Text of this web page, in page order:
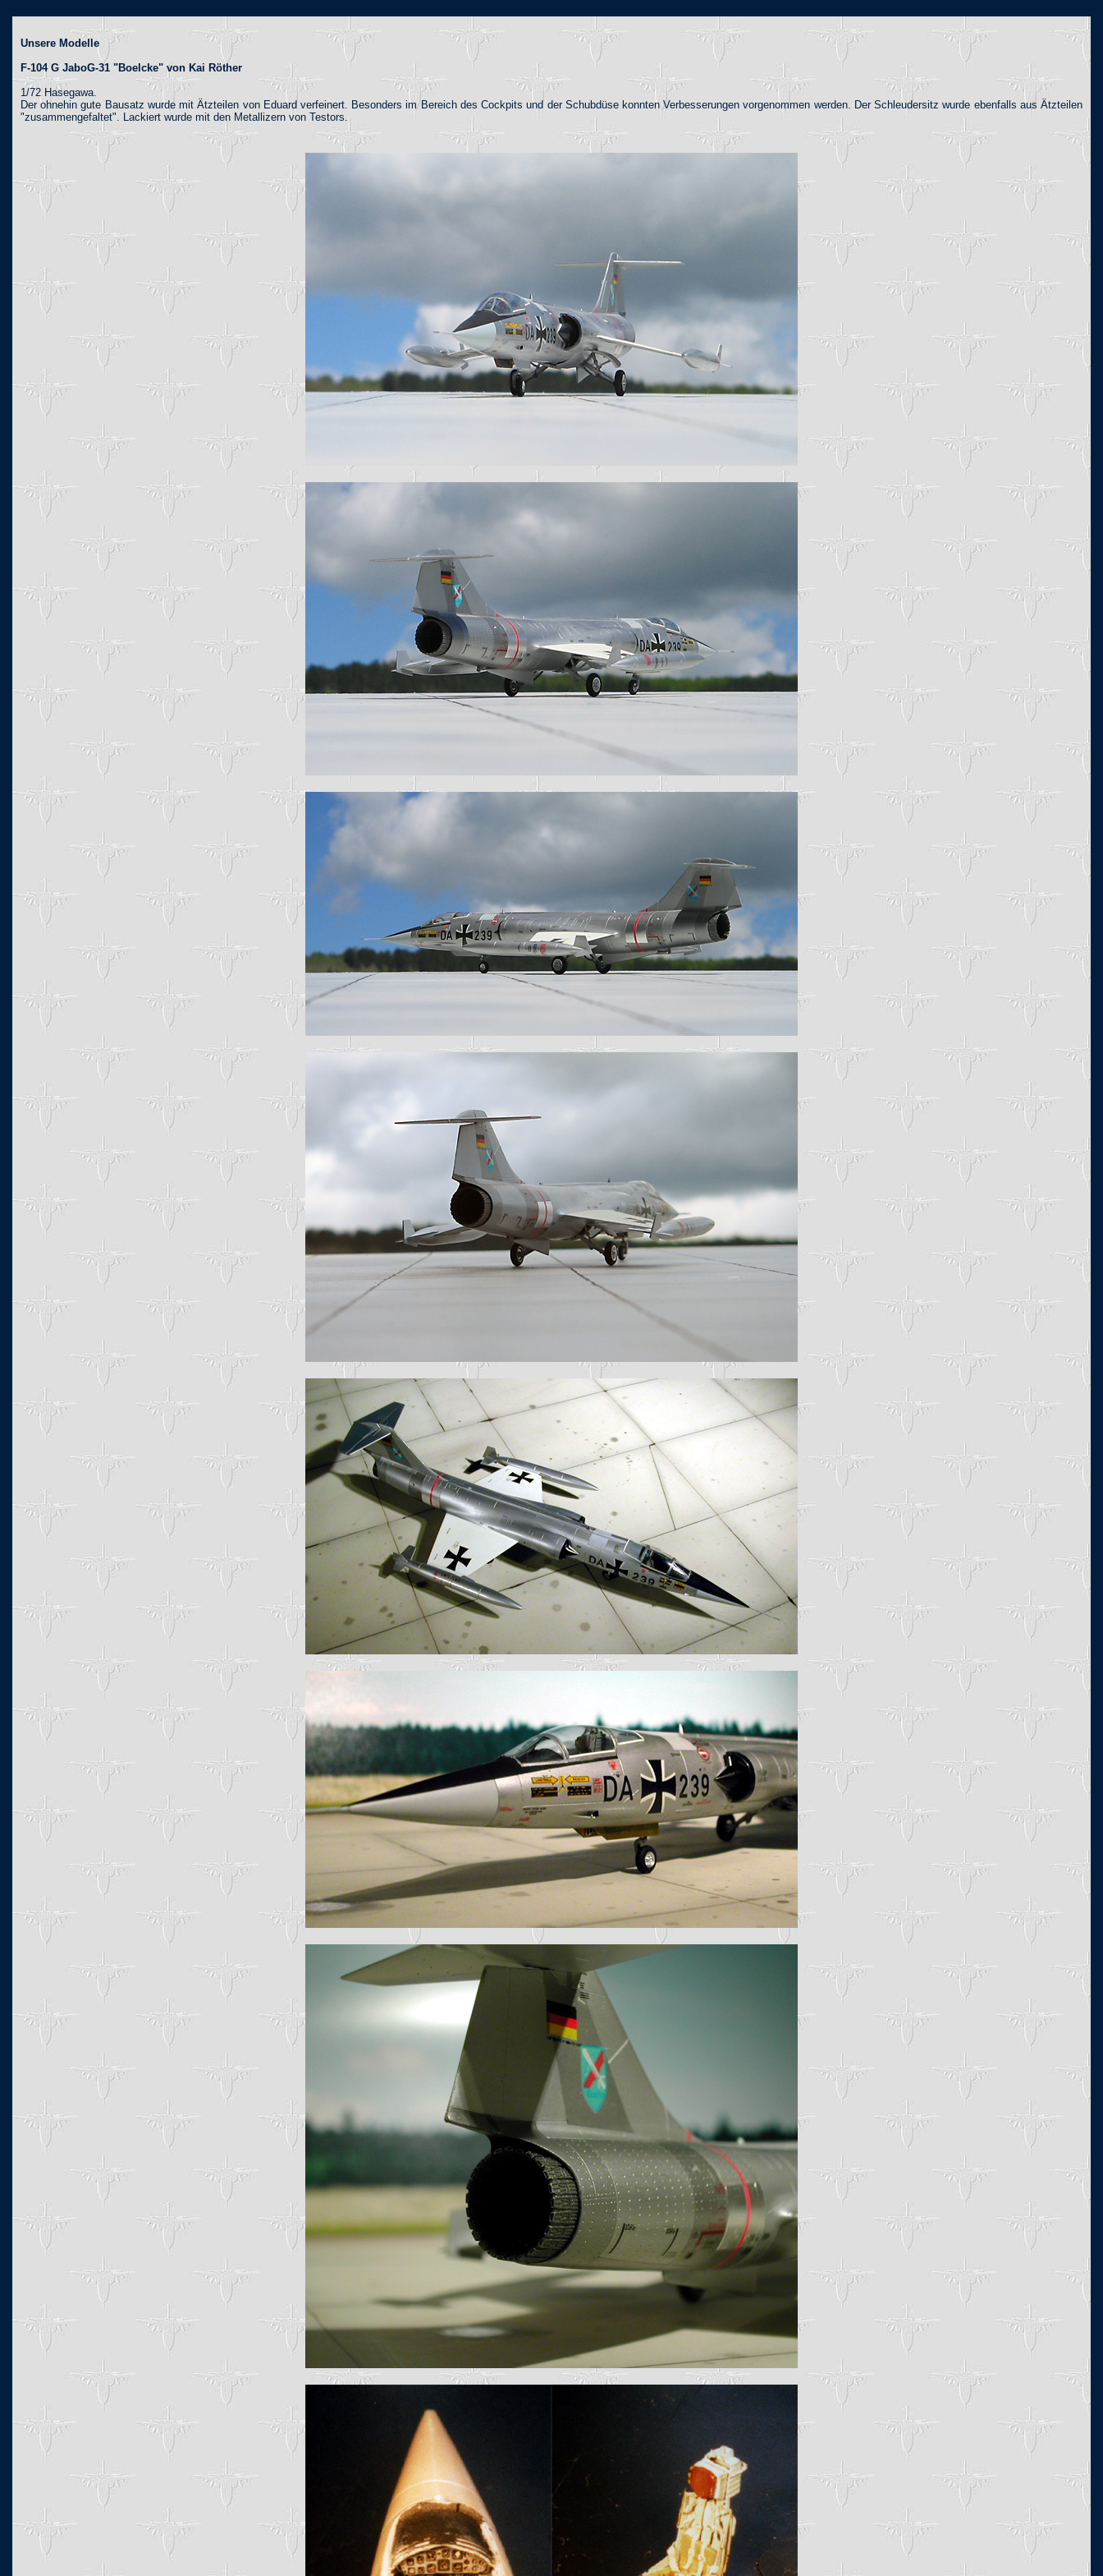
Unsere Modelle
F-104 G JaboG-31 "Boelcke" von Kai Röther
1/72 Hasegawa.
Der ohnehin gute Bausatz wurde mit Ätzteilen von Eduard verfeinert. Besonders im Bereich des Cockpits und der Schubdüse konnten Verbesserungen vorgenommen werden. Der Schleudersitz wurde ebenfalls aus Ätzteilen
"zusammengefaltet". Lackiert wurde mit den Metallizern von Testors.